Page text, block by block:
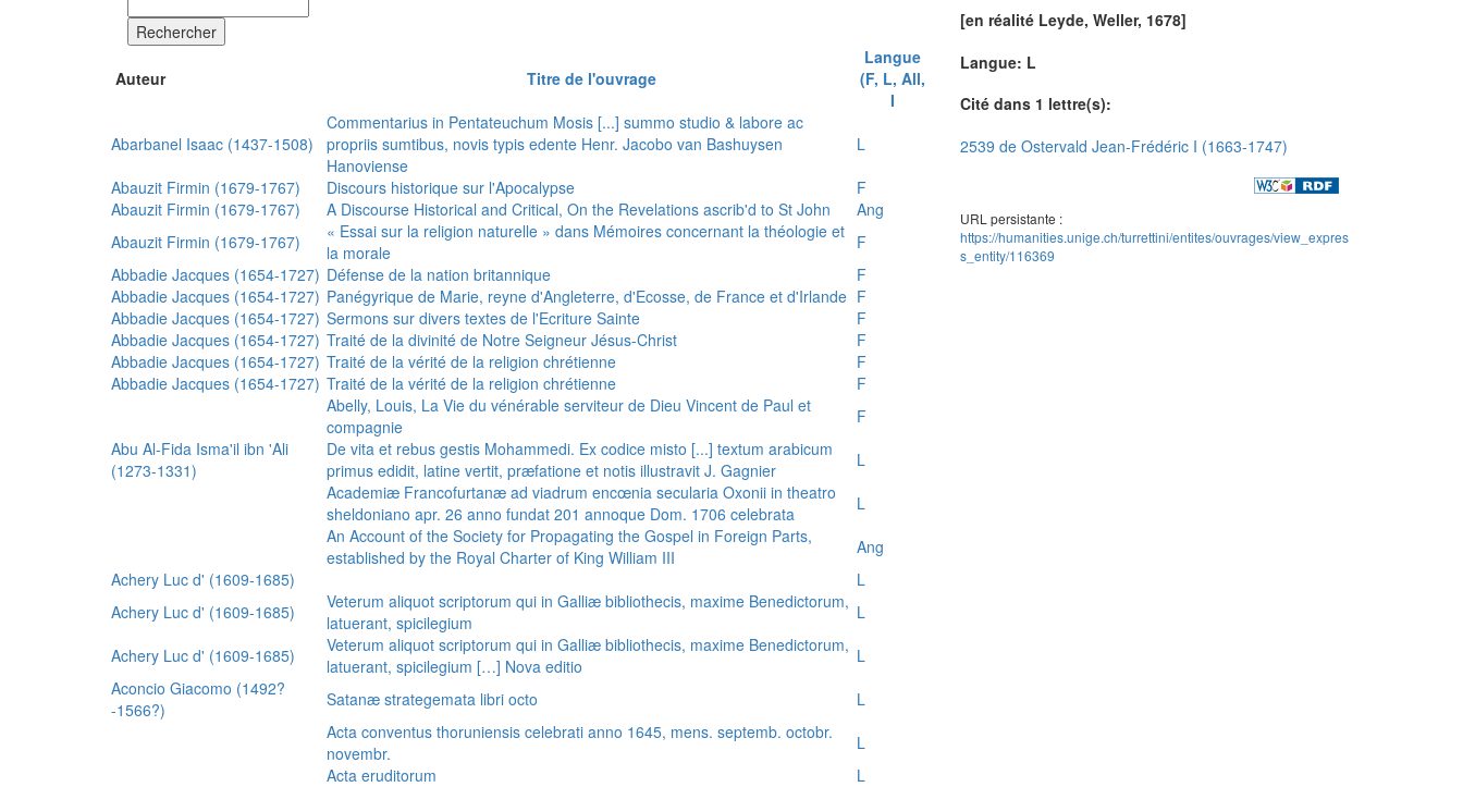
Rechercher
Auteur Titre de l'ouvrage
Langue
(F, L, All,
I
Abarbanel Isaac (1437-1508)
Commentarius in Pentateuchum Mosis [...] summo studio & labore ac
propriis sumtibus, novis typis edente Henr. Jacobo van Bashuysen
Hanoviense
L
Abauzit Firmin (1679-1767)
Discours historique sur l'Apocalypse
F
Abauzit Firmin (1679-1767)
A Discourse Historical and Critical, On the Revelations ascrib'd to St John
Ang
Abauzit Firmin (1679-1767)
« Essai sur la religion naturelle » dans Mémoires concernant la théologie et
la morale
F
Abbadie Jacques (1654-1727) Défense de la nation britannique
F
Abbadie Jacques (1654-1727) Panégyrique de Marie, reyne d'Angleterre, d'Ecosse, de France et d'Irlande F
Abbadie Jacques (1654-1727) Sermons sur divers textes de l'Ecriture Sainte
F
Abbadie Jacques (1654-1727) Traité de la divinité de Notre Seigneur Jésus-Christ
F
Abbadie Jacques (1654-1727) Traité de la vérité de la religion chrétienne
F
Abbadie Jacques (1654-1727) Traité de la vérité de la religion chrétienne
F
Abelly, Louis, La Vie du vénérable serviteur de Dieu Vincent de Paul et
compagnie
F
Abu Al-Fida Isma'il ibn 'Ali
(1273-1331)
De vita et rebus gestis Mohammedi. Ex codice misto [...] textum arabicum
primus edidit, latine vertit, præfatione et notis illustravit J. Gagnier
L
Academiæ Francofurtanæ ad viadrum encœnia secularia Oxonii in theatro
sheldoniano apr. 26 anno fundat 201 annoque Dom. 1706 celebrata
L
An Account of the Society for Propagating the Gospel in Foreign Parts,
established by the Royal Charter of King William III
Ang
Achery Luc d' (1609-1685)
L
Achery Luc d' (1609-1685)
Veterum aliquot scriptorum qui in Galliæ bibliothecis, maxime Benedictorum,
latuerant, spicilegium
L
Achery Luc d' (1609-1685)
Veterum aliquot scriptorum qui in Galliæ bibliothecis, maxime Benedictorum,
latuerant, spicilegium […] Nova editio
L
Aconcio Giacomo (1492?
-1566?)
Satanæ strategemata libri octo
L
Acta conventus thoruniensis celebrati anno 1645, mens. septemb. octobr.
novembr.
L
Acta eruditorum
L
[en réalité Leyde, Weller, 1678]
Langue: L
Cité dans 1 lettre(s):
2539 de Ostervald Jean-Frédéric I (1663-1747)
URL persistante :
https://humanities.unige.ch/turrettini/entites/ouvrages/view_expres
s_entity/116369